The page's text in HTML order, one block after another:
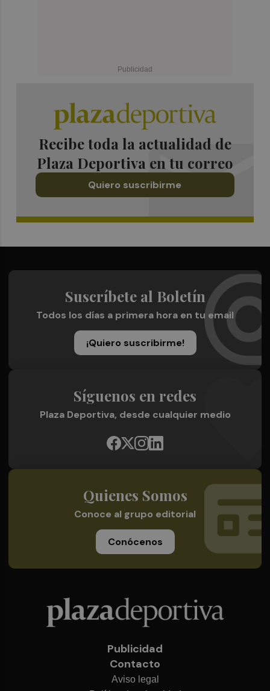
Recibe toda la actualidad de
Plaza Deportiva en tu correo
Quiero suscribirme
Suscríbete al Boletín
Todos los días a primera hora en tu email
¡Quiero suscribirme!
Síguenos en redes
Plaza Deportiva, desde cualquier medio
Quienes Somos
Conoce al grupo editorial
Conócenos
Publicidad
Contacto
Aviso legal